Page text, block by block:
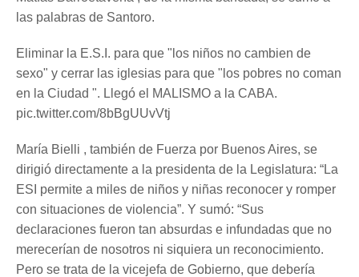
las palabras de Santoro.
Eliminar la E.S.I. para que "los niños no cambien de
sexo" y cerrar las iglesias para que "los pobres no coman
en la Ciudad ". Llegó el MALISMO a la CABA.
pic.twitter.com/8bBgUUvVtj
María Bielli , también de Fuerza por Buenos Aires, se
dirigió directamente a la presidenta de la Legislatura: “La
ESI permite a miles de niños y niñas reconocer y romper
con situaciones de violencia”. Y sumó: “Sus
declaraciones fueron tan absurdas e infundadas que no
merecerían de nosotros ni siquiera un reconocimiento.
Pero se trata de la vicejefa de Gobierno, que debería